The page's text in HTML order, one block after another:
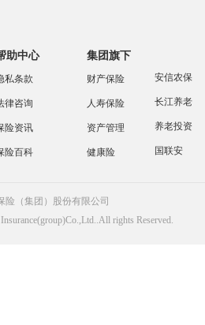
助中心
私条款
律咨询
险资讯
险百科
集团旗下
财产保险
人寿保险
资产管理
健康险
安信农保
长江养老
养老投资
国联安
险（集团）股份有限公司
rights Reserved.